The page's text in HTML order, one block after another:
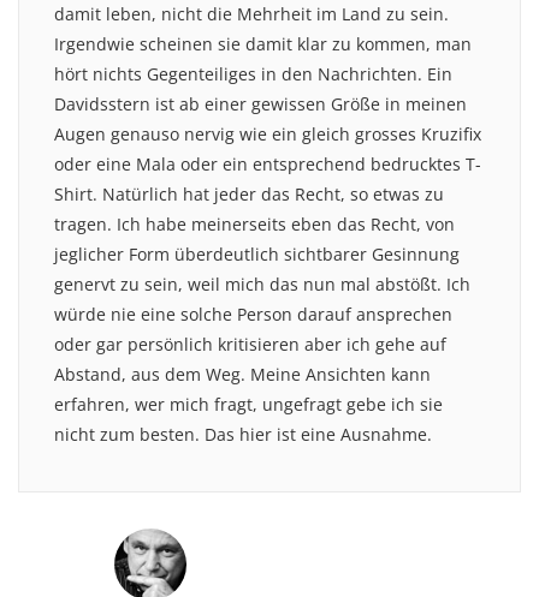
damit leben, nicht die Mehrheit im Land zu sein.
Irgendwie scheinen sie damit klar zu kommen, man
hört nichts Gegenteiliges in den Nachrichten. Ein
Davidsstern ist ab einer gewissen Größe in meinen
Augen genauso nervig wie ein gleich grosses Kruzifix
oder eine Mala oder ein entsprechend bedrucktes T-
Shirt. Natürlich hat jeder das Recht, so etwas zu
tragen. Ich habe meinerseits eben das Recht, von
jeglicher Form überdeutlich sichtbarer Gesinnung
genervt zu sein, weil mich das nun mal abstößt. Ich
würde nie eine solche Person darauf ansprechen
oder gar persönlich kritisieren aber ich gehe auf
Abstand, aus dem Weg. Meine Ansichten kann
erfahren, wer mich fragt, ungefragt gebe ich sie
nicht zum besten. Das hier ist eine Ausnahme.